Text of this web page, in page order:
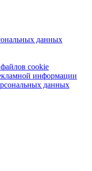
данных
cookie
информации
данных